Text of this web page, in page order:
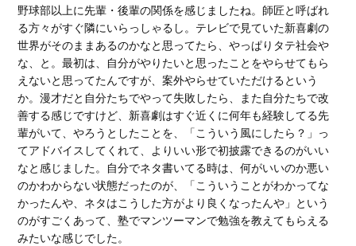
野球部以上に先輩・後輩の関係を感じましたね。師匠と呼ばれ
る方々がすぐ隣にいらっしゃるし。テレビで見ていた新喜劇の
世界がそのままあるのかなと思ってたら、やっぱりタテ社会や
な、と。最初は、自分がやりたいと思ったことをやらせてもら
えないと思ってたんですが、案外やらせていただけるという
か。漫才だと自分たちでやって失敗したら、また自分たちで改
善する感じですけど、新喜劇はすぐ近くに何年も経験してる先
輩がいて、やろうとしたことを、「こういう風にしたら？」っ
てアドバイスしてくれて、よりいい形で初披露できるのがいい
なと感じました。自分でネタ書いてる時は、何がいいのか悪い
のかわからない状態だったのが、「こういうことがわかってな
かったんや、ネタはこうした方がより良くなったんや」という
のがすごくあって、塾でマンツーマンで勉強を教えてもらえる
みたいな感じでした。